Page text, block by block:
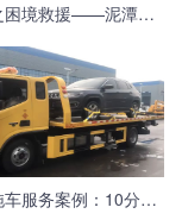
道路救援之困境救援——泥潭中拽出车辆
道路救援拖车服务案例：10分钟达到救援现场帮助车主脱离困境！